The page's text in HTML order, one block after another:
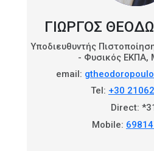
ΓΙΩΡΓΟΣ
Yποδιευθυντής
- Φυσικός ΕΚΠΑ,
email:
Tel: +30
Direct:
Mobile: